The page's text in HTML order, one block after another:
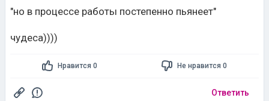
"но в процессе работы постепенно пьянеет"
чудеса))))
Нравится 0 Не нравится 0
Ответить